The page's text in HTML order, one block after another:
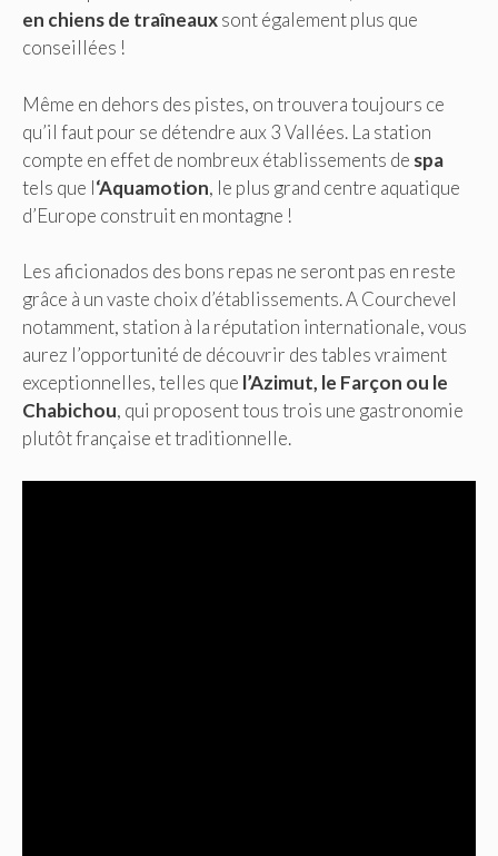
en chiens de traîneauxsont également plus que
conseillées !
Même en dehors des pistes, on trouvera toujours ce
qu’il faut pour se détendre aux 3 Vallées. La station
compte en effet de nombreux établissements de spa
tels que l‘Aquamotion, le plus grand centre aquatique
d’Europe construit en montagne !
Les aficionados des bons repas ne seront pas en reste
grâce à un vaste choix d’établissements. A Courchevel
notamment, station à la réputation internationale, vous
aurez l’opportunité de découvrir des tables vraiment
exceptionnelles, telles que l’Azimut, le Farçon ou le
Chabichou, qui proposent tous trois une gastronomie
plutôt française et traditionnelle.